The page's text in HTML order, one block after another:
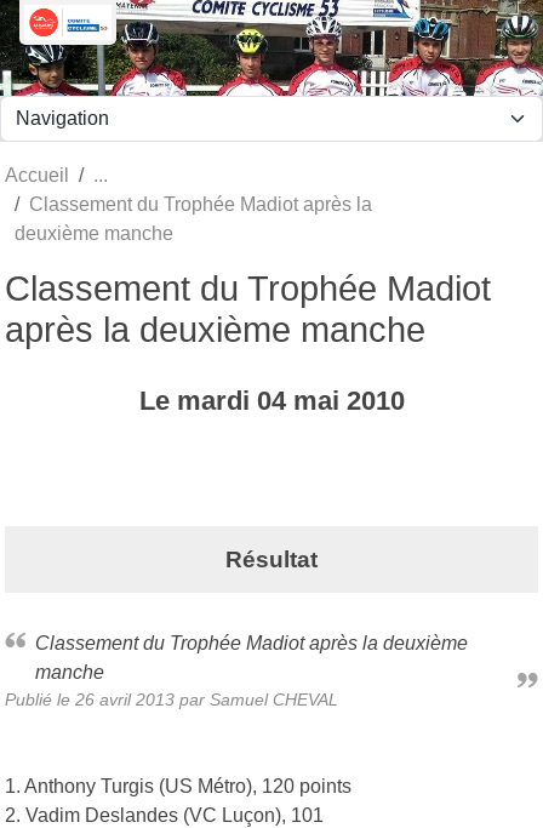
Accueil
Classement du Trophée Madiot après la
deuxième manche
Classement du Trophée Madiot
après la deuxième manche
Le mardi 04 mai 2010
Résultat
Classement du Trophée Madiot après la deuxième
manche
Publié le 26 avril 2013 par Samuel CHEVAL
1. Anthony Turgis (US Métro), 120 points
2. Vadim Deslandes (VC Luçon), 101
Panneau de gestion des cookies